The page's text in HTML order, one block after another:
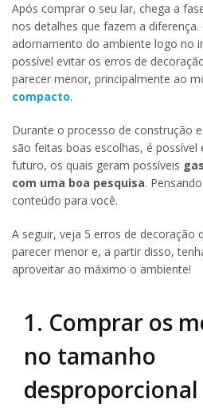
Após comprar o seu lar, chega a
nos detalhes que fazem a diferença.
adornamento do ambiente logo no
possível evitar os erros de
parecer menor, principalmente ao
compacto.
Durante o processo de construção
são feitas boas escolhas, é possível
futuro, os quais geram possíveis
com uma boa pesquisa.
conteúdo para você.
A seguir, veja 5 erros de decoração
parecer menor e, a partir disso,
aproveitar ao máximo o ambiente!
1. Comprar os
no tamanho
desproporcional